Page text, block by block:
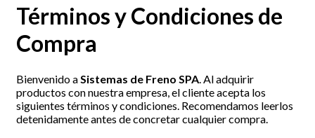
Términos y Condiciones de
Compra
Bienvenido aSistemas de Freno SPA. Al adquirir
productos con nuestra empresa, el cliente acepta los
siguientes términos y condiciones. Recomendamos leerlos
detenidamente antes de concretar cualquier compra.